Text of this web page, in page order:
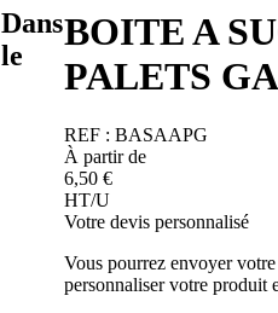
BOITE A
PALETS
REF : BASAAPG
À partir de
6,50 €
HT/U
Votre devis personnalisé
Vous pourrez envoyer
personnaliser votre produit
Dans
le